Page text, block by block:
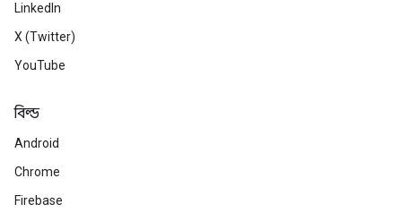
LinkedIn
X (Twitter)
YouTube
বিল্ড
Android
Chrome
Firebase